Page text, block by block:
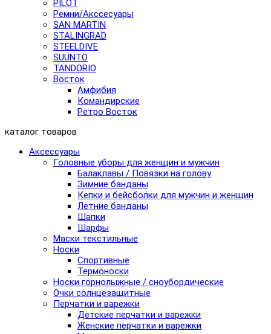
PILOT
Pемни/Акссесуары
SAN MARTIN
STALINGRAD
STEELDIVE
SUUNTO
TANDORIO
Восток
Амфибия
Командирские
Ретро Восток
каталог товаров
Аксессуары
Головные уборы для женщин и мужчин
Балаклавы / Повязки на голову
Зимние банданы
Кепки и бейсболки для мужчин и женщин
Летние банданы
Шапки
Шарфы
Маски текстильные
Носки
Спортивные
Термоноски
Носки горнолыжные / сноубордические
Очки солнцезащитные
Перчатки и варежки
Детские перчатки и варежки
Женские перчатки и варежки